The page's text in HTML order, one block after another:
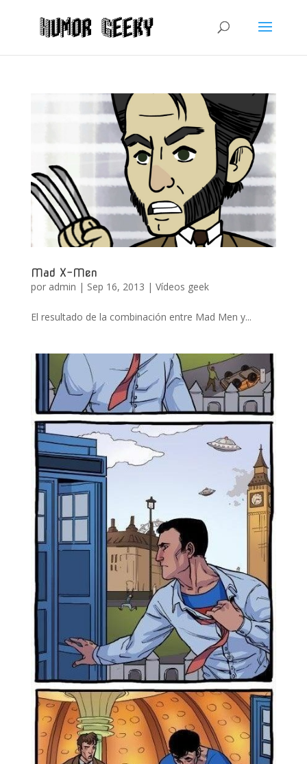
Mad X-Men
por admin | Sep 16, 2013 | Vídeos geek
El resultado de la combinación entre Mad Men y...